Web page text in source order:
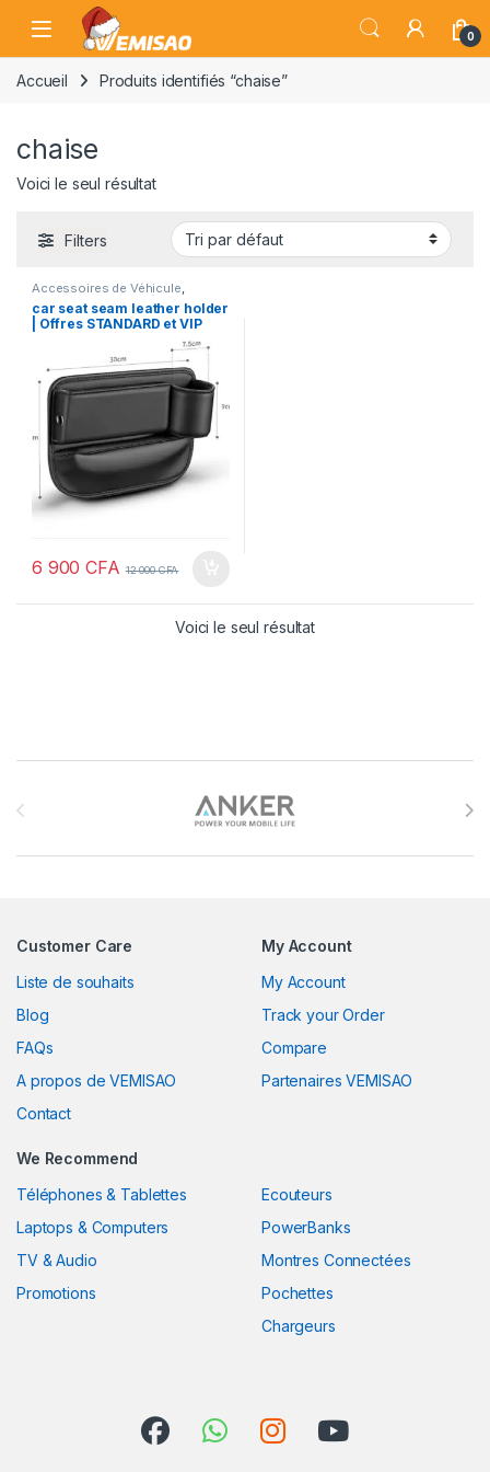
Skip to navigation
Skip to content
Open 0
Accueil Produits identifiés “chaise”
chaise
Voici le seul résultat
Filters
Accessoires de Véhicule
Electronique pour Véhicule
Véhicules et Équipements
car seat seam leather holder
| Offres STANDARD et VIP
6 900CFA 12 000CFA
Voici le seul résultat
Customer Care
Liste de souhaits
Blog
FAQs
A propos de VEMISAO
Contact
My Account
My Account
Track your Order
Compare
Partenaires VEMISAO
We Recommend
Téléphones & Tablettes
Laptops & Computers
TV & Audio
Promotions
Ecouteurs
PowerBanks
Montres Connectées
Pochettes
Chargeurs